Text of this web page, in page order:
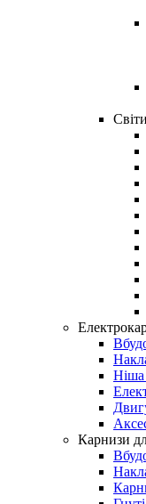
Ніша
Карнизи